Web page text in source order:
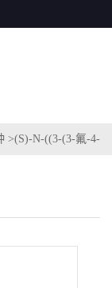
>(S)-N-((3-(3-氟-4-